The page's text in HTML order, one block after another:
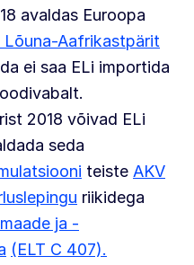
avaldas Euroopa
Lõuna-Aafrikastpärit
ei saa ELi importida
2018 võivad ELi
seda
teiste AKV
riikidega
ja -
(ELT C 407).